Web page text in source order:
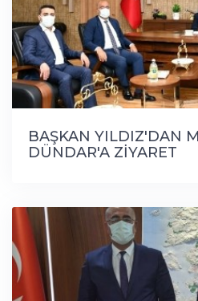
BAŞKAN YILDIZ'DAN
DÜNDAR'A ZİYARET